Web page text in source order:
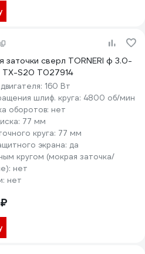
заточки сверл TORNERI ф 3.0-
S20 Т027914
160 Вт
шлиф. круга: 4800 об/мин
оборотов: нет
77 мм
круга: 77 мм
экрана: да
кругом (мокрая заточка/
нет
нет